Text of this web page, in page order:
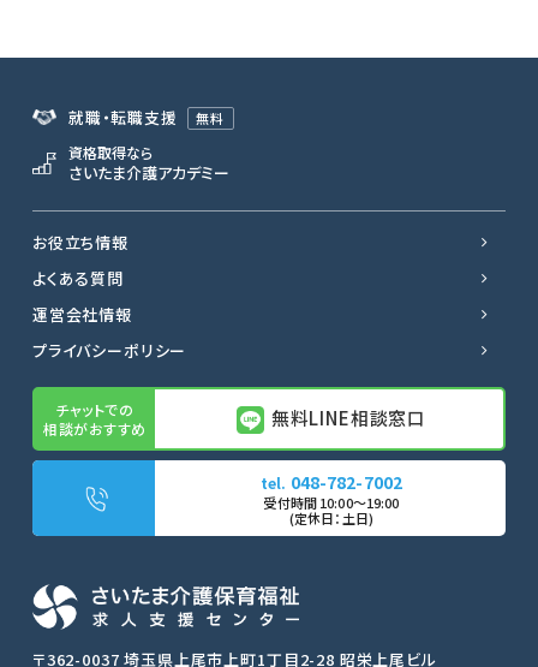
無料LINE相談窓口
転職サポートに申し込む
〒362-0037 埼玉県上尾市上町1丁目2-28 昭栄上尾ビル
就職・転職支援 無料
資格取得なら
さいたま介護アカデミー
お役立ち情報
よくある質問
運営会社情報
プライバシーポリシー
無料LINE相談窓口
048-782-7002